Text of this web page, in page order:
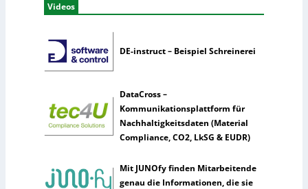
Videos
DE-instruct – Beispiel Schreinerei
DataCross –
Kommunikationsplattform für
Nachhaltigkeitsdaten (Material
Compliance, CO2, LkSG & EUDR)
Mit JUNOfy finden Mitarbeitende
genau die Informationen, die sie